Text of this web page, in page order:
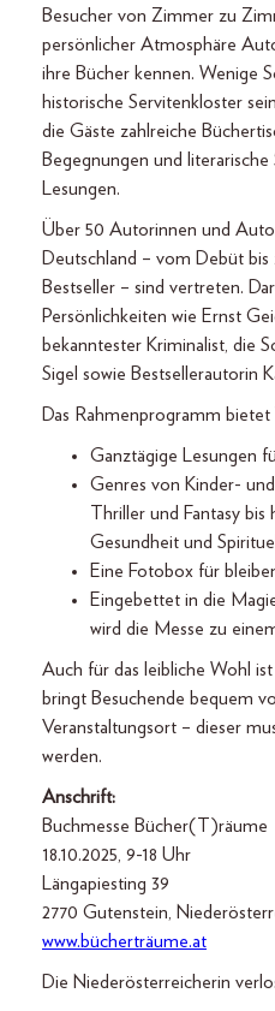
Besucher von Zimmer zu
persönlicher Atmosphäre
ihre Bücher kennen. Wenige
historische Servitenkloster
die Gäste zahlreiche
Begegnungen und
Lesungen.
Über 50 Autorinnen und
Deutschland – vom Debüt bis
Bestseller – sind vertreten.
Persönlichkeiten wie Ernst
bekanntester Kriminalist, die
Sigel sowie Bestsellerautorin
Das Rahmenprogramm
Ganztägige Lesungen
Genres von Kinder-
Thriller und Fantasy bis
Gesundheit und
Eine Fotobox für
Eingebettet in die
wird die Messe zu
Auch für das leibliche Wohl
bringt Besuchende bequem
Veranstaltungsort – dieser
werden.
Anschrift:
Buchmesse Bücher(T)räume
18.10.2025, 9-18 Uhr
Längapiesting 39
2770 Gutenstein,
www.bücherträume.at
Die Niederösterreicherin